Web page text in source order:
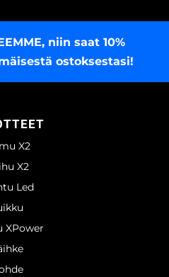
, niin saat 10%
ostoksestasi!
X2
X2
Led
XPower